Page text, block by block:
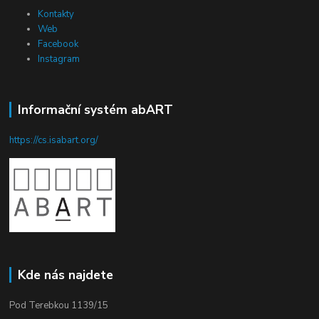
Kontakty
Web
Facebook
Instagram
Informační systém abART
https://cs.isabart.org/
Kde nás najdete
Pod Terebkou 1139/15